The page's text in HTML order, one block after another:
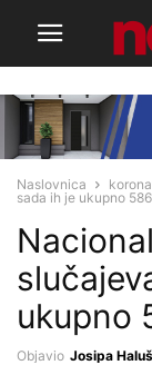
Naslovnica
sada ih je ukupno 586
ukupno
Objavio Josipa